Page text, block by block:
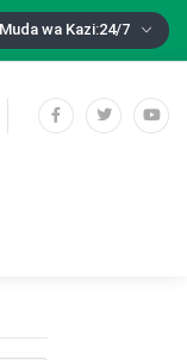
Muda wa Kazi:24/7